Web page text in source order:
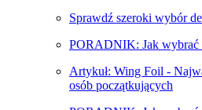
Sprawdź szeroki wybór
PORADNIK: Jak wybrać
Artykuł: Wing Foil -
osób początkujących